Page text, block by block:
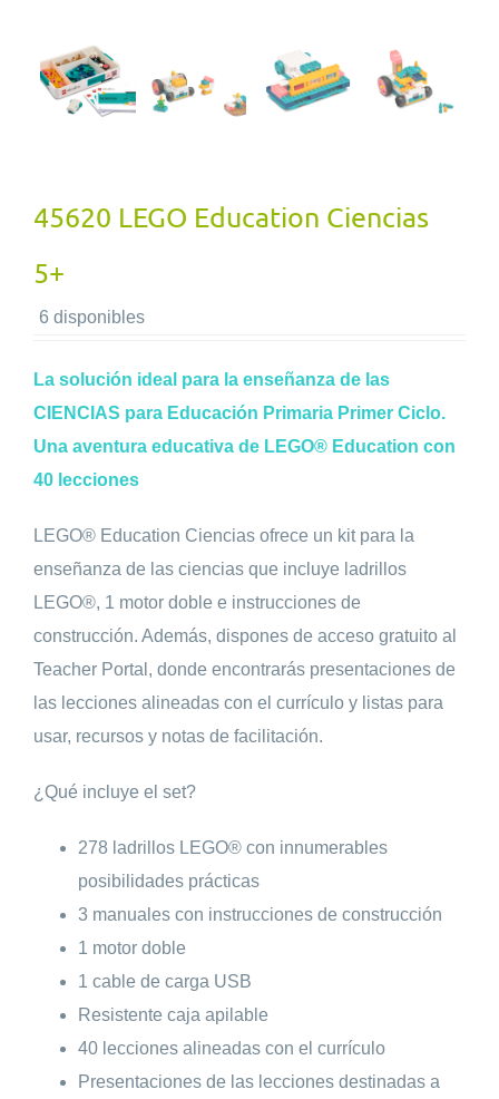
45620 LEGO Education Ciencias
5+
6 disponibles
La solución ideal para la enseñanza de las
CIENCIAS para Educación Primaria Primer Ciclo.
Una aventura educativa de LEGO® Education con
40 lecciones
LEGO® Education Ciencias ofrece un kit para la
enseñanza de las ciencias que incluye ladrillos
LEGO®, 1 motor doble e instrucciones de
construcción. Además, dispones de acceso gratuito al
Teacher Portal, donde encontrarás presentaciones de
las lecciones alineadas con el currículo y listas para
usar, recursos y notas de facilitación.
¿Qué incluye el set?
278 ladrillos LEGO® con innumerables
posibilidades prácticas
3 manuales con instrucciones de construcción
1 motor doble
1 cable de carga USB
Resistente caja apilable
40 lecciones alineadas con el currículo
Presentaciones de las lecciones destinadas a